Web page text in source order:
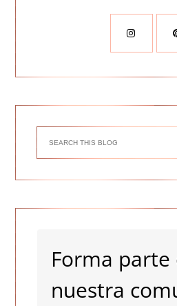
Forma parte
nuestra